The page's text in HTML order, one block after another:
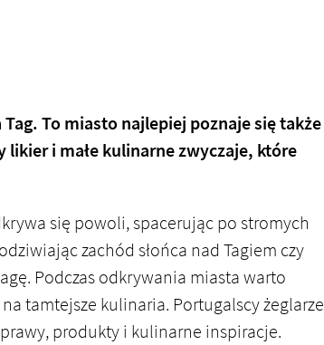
To miasto najlepiej poznaje się także
i małe kulinarne zwyczaje, które
się powoli, spacerując po stromych
zachód słońca nad Tagiem czy
Podczas odkrywania miasta warto
tamtejsze kulinaria. Portugalscy żeglarze
produkty i kulinarne inspiracje.